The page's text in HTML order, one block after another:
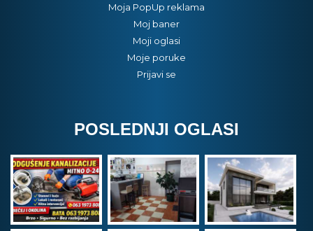
Moja PopUp reklama
Moj baner
Moji oglasi
Moje poruke
Prijavi se
POSLEDNJI OGLASI